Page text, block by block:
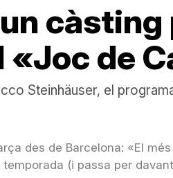
de
Steinhäuser, el
des de Barcelona: «El
(i passa per